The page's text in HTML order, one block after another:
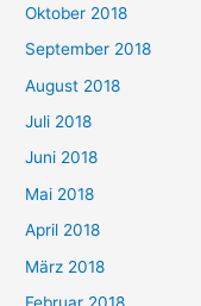
Oktober 2018
September 2018
August 2018
Juli 2018
Juni 2018
Mai 2018
April 2018
März 2018